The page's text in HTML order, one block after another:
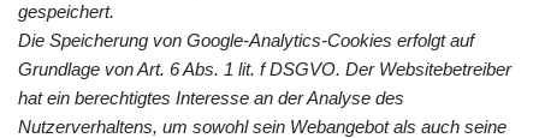
gespeichert.
Die Speicherung von Google-Analytics-Cookies erfolgt auf
Grundlage von Art. 6 Abs. 1 lit. f DSGVO. Der Websitebetreiber
hat ein berechtigtes Interesse an der Analyse des
Nutzerverhaltens, um sowohl sein Webangebot als auch seine